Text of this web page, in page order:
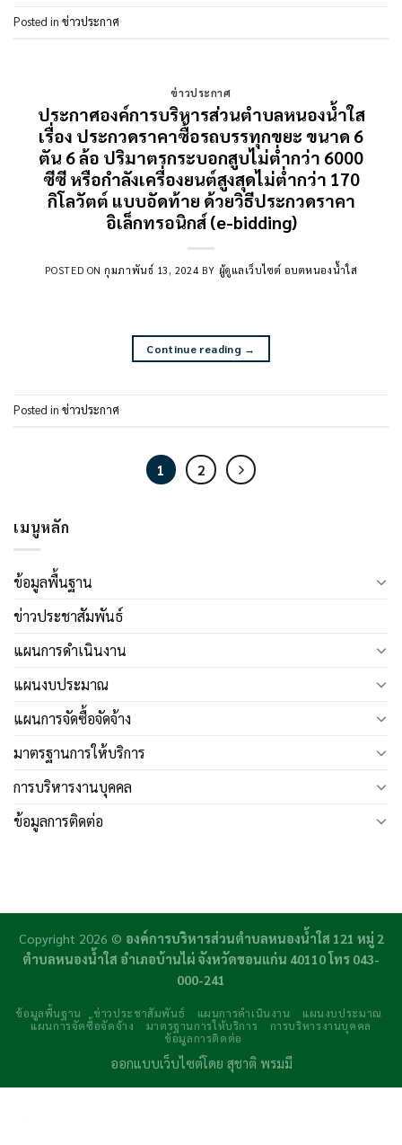
เมนูหลัก
ข้อมูลพื้นฐาน
ข่าวประชาสัมพันธ์
แผนการดำเนินงาน
แผนงบประมาณ
แผนการจัดซื้อจัดจ้าง
มาตรฐานการให้บริการ
การบริหารงานบุคคล
ข้อมูลการติดต่อ
Posted in ข่าวประกาศ
ข่าวประกาศ
ประกาศองค์การบริหารส่วนตำบลหนองน้ำใส
เรื่อง ประกวดราคาซื้อรถบรรทุกขยะ ขนาด 6
ตัน 6 ล้อ ปริมาตรกระบอกสูบไม่ต่ำกว่า 6000
ซีซี หรือกำลังเครื่องยนต์สูงสุดไม่ต่ำกว่า 170
กิโลวัตต์ แบบอัดท้าย ด้วยวิธีประกวดราคา
อิเล็กทรอนิกส์ (e-bidding)
POSTED ONกุมภาพันธ์ 13, 2024 BY ผู้ดูแลเว็บไซต์ อบตหนองน้ำใส
Continue reading →
Posted in ข่าวประกาศ
1 2
Copyright 2026 © องค์การบริหารส่วนตำบลหนองน้ำใส 121 หมู่ 2
ตำบลหนองน้ำใส อำเภอบ้านไผ่ จังหวัดขอนแก่น 40110 โทร 043-
000-241
ข้อมูลพื้นฐาน ข่าวประชาสัมพันธ์ แผนการดำเนินงาน
แผนงบประมาณ
แผนการจัดซื้อจัดจ้าง
มาตรฐานการให้บริการ
การบริหารงานบุคคล
ข้อมูลการติดต่อ
ออกแบบเว็บไซต์โดย สุชาติ พรมมี